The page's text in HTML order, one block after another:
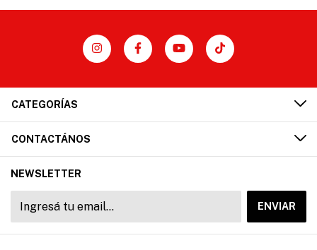
CATEGORÍAS
CONTACTÁNOS
NEWSLETTER